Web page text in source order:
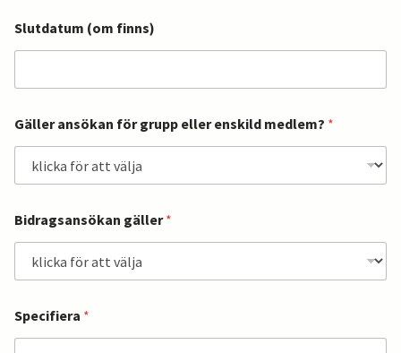
Slutdatum (om finns)
Gäller ansökan för grupp eller enskild medlem? *
Bidragsansökan gäller*
Specifiera *